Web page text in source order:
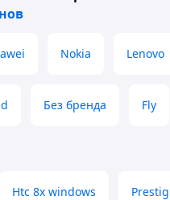
Nokia Lenovo
Без бренда Fly
Htc 8x windows